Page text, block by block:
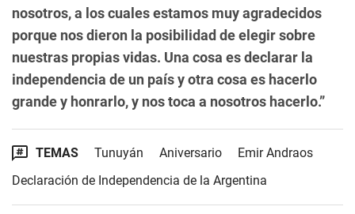
nosotros, a los cuales estamos muy agradecidos
porque nos dieron la posibilidad de elegir sobre
nuestras propias vidas. Una cosa es declarar la
independencia de un país y otra cosa es hacerlo
grande y honrarlo, y nos toca a nosotros hacerlo.”
TEMAS Tunuyán Aniversario
Emir Andraos
Declaración de Independencia de la Argentina